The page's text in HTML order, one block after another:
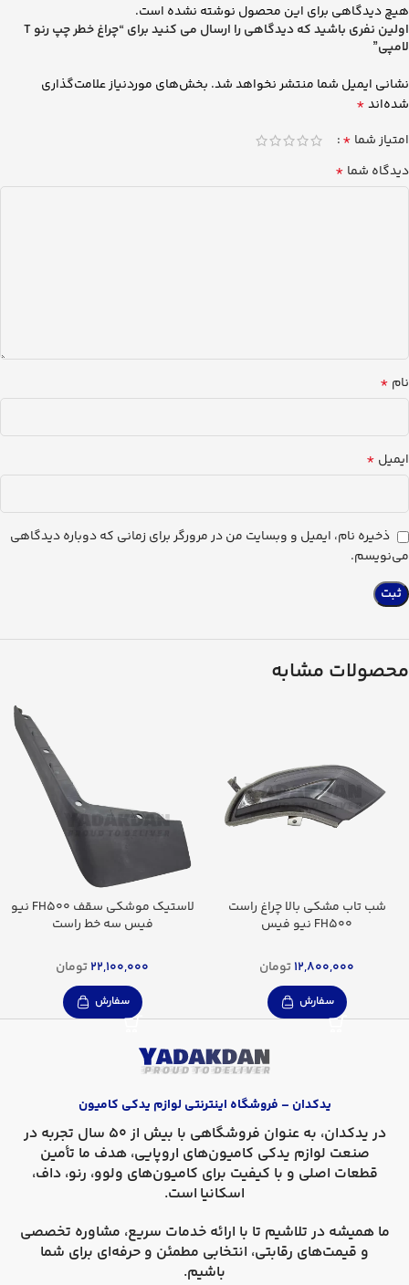
هیچ دیدگاهی برای این محصول نوشته نشده است.
اولین نفری باشید که دیدگاهی را ارسال می کنید برای “چراغ خطر چپ رنو T
لامپی”
نشانی ایمیل شما منتشر نخواهد شد. بخش‌های موردنیاز علامت‌گذاری
شده‌اند*
امتیاز شما *
دیدگاه شما *
نام *
ایمیل *
ذخیره نام، ایمیل و وبسایت من در مرورگر برای زمانی که دوباره دیدگاهی
می‌نویسم.
محصولات مشابه
شب تاب مشکی بالا چراغ راست
FH500 نیو فیس
12,800,000تومان
سفارش
لاستیک موشکی سقف FH500 نیو
فیس سه خط راست
22,100,000تومان
سفارش
یدکدان – فروشگاه اینترنتی لوازم یدکی کامیون
در یدکدان
، به عنوان فروشگاهی با بیش از 50 سال تجربه در
صنعت لوازم یدکی کامیون‌های اروپایی، هدف ما تأمین
قطعات اصلی و با کیفیت برای کامیون‌های ولوو، رنو، داف،
اسکانیا است.
ما همیشه در تلاشیم تا با ارائه خدمات سریع، مشاوره تخصصی
و قیمت‌های رقابتی، انتخابی مطمئن و حرفه‌ای برای شما
باشیم.